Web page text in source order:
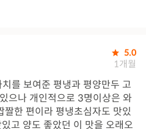
5.0
1개월
를 보여준 평냉과 평양만두 고
으나 개인적으로 3명이상은 와
한 편이라 평냉초심자도 맛있
고 양도 좋았던 이 맛을 오래오